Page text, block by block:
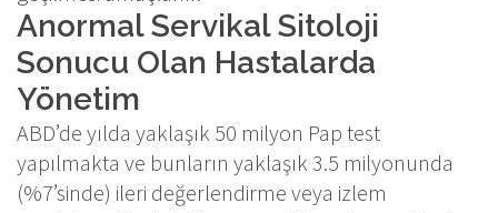
Anormal Servikal Sitoloji
Sonucu Olan Hastalarda
Yönetim
ABD’de yılda yaklaşık 50 milyon Pap test
yapılmakta ve bunların yaklaşık 3.5 milyonunda
(%7’sinde) ileri değerlendirme veya izlem